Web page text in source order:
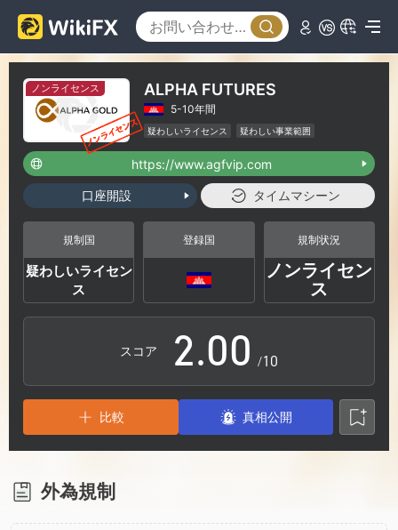
ノンライセンス ALPHA FUTURES
5-10年間
疑わしいライセンス
疑わしい事業範囲
ハイリスクレベル
https://www.agfvip.com
口座開設 タイムマシーン
規制国
疑わしいライセン
ス
登録国 規制状況
ノンライセン
ス
スコア
0
1
2
3
4
.0
1
2
0
1
2
/10
比較 真相公開
外為規制